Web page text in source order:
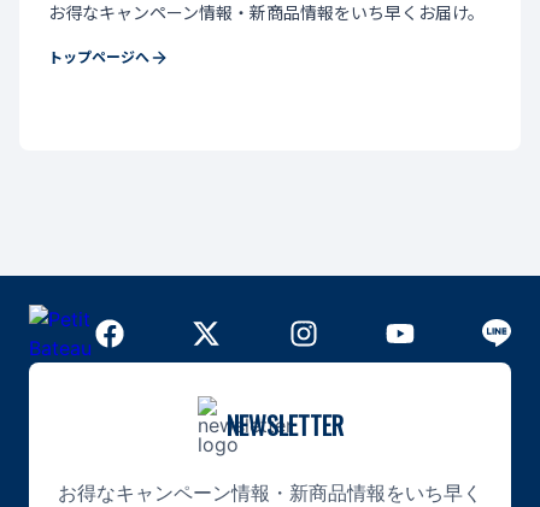
お得なキャンペーン情報・新商品情報をいち早くお届け。
トップページへ
NEWSLETTER
お得なキャンペーン情報・新商品情報をいち早く